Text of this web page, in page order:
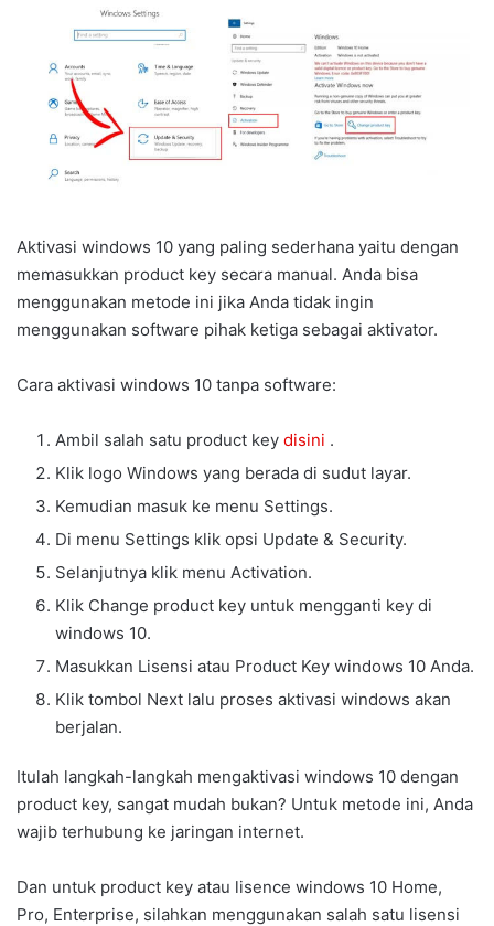
Aktivasi windows 10 yang paling sederhana yaitu dengan
memasukkan product key secara manual. Anda bisa
menggunakan metode ini jika Anda tidak ingin
menggunakan software pihak ketiga sebagai aktivator.
Cara aktivasi windows 10 tanpa software:
Ambil salah satu product key disini .
Klik logo Windows yang berada di sudut layar.
Kemudian masuk ke menu Settings.
Di menu Settings klik opsi Update & Security.
Selanjutnya klik menu Activation.
Klik Change product key untuk mengganti key di
windows 10.
Masukkan Lisensi atau Product Key windows 10 Anda.
Klik tombol Next lalu proses aktivasi windows akan
berjalan.
Itulah langkah-langkah mengaktivasi windows 10 dengan
product key, sangat mudah bukan? Untuk metode ini, Anda
wajib terhubung ke jaringan internet.
Dan untuk product key atau lisence windows 10 Home,
Pro, Enterprise, silahkan menggunakan salah satu lisensi